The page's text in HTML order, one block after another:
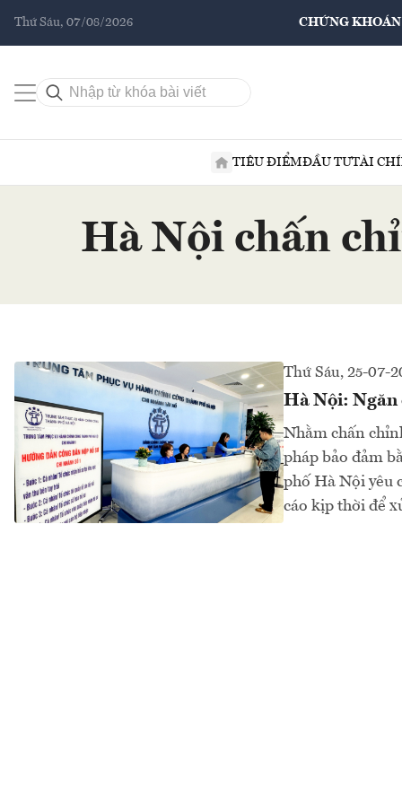
Thứ Sáu, 07/08/2026 CHỨNG KHOÁN
TIÊU ĐIỂMĐẦU TƯTÀI
Hà Nội chấn
Thứ Sáu, 25-07-
Hà Nội: Ngăn
Nhằm chấn
pháp bảo đảm
phố Hà Nội yêu
cáo kịp thời để